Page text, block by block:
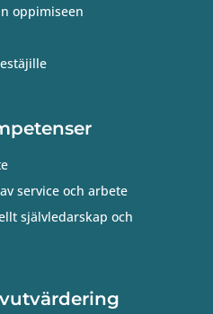
oppimiseen
service och arbete
självledarskap och